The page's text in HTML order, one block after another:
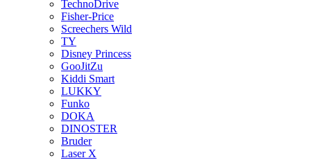
TechnoDrive
Fisher-Price
Screechers Wild
TY
Disney Princess
GooJitZu
Kiddi Smart
LUKKY
Funko
DOKA
DINOSTER
Bruder
Laser X